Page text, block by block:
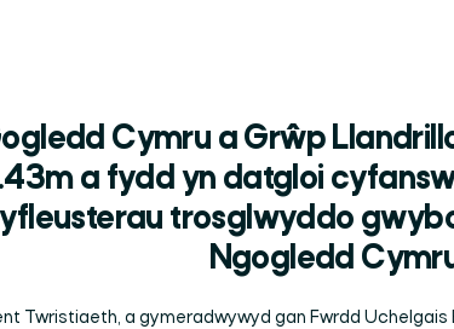
Cymru a Grŵp
a fydd yn datgloi
trosglwyddo
Ngogledd
Twristiaeth, a gymeradwywyd gan Fwrdd